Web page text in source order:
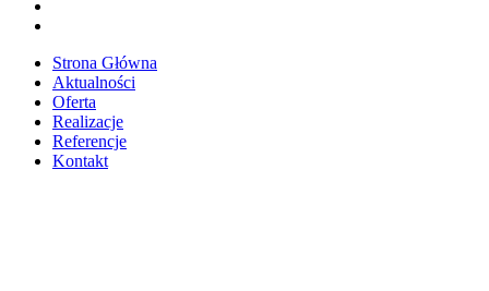
Strona Główna
Aktualności
Oferta
Realizacje
Referencje
Kontakt